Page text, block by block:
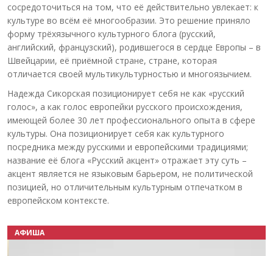
сосредоточиться на том, что её действительно увлекает: к
культуре во всём её многообразии. Это решение приняло
форму трёхязычного культурного блога (русский,
английский, французский), родившегося в сердце Европы – в
Швейцарии, её приёмной стране, стране, которая
отличается своей мультикультурностью и многоязычием.
Надежда Сикорская позиционирует себя не как «русский
голос», а как голос европейки русского происхождения,
имеющей более 30 лет профессионального опыта в сфере
культуры. Она позиционирует себя как культурного
посредника между русскими и европейскими традициями;
название её блога «Русский акцент» отражает эту суть –
акцент является не языковым барьером, не политической
позицией, но отличительным культурным отпечатком в
европейском контексте.
АФИША